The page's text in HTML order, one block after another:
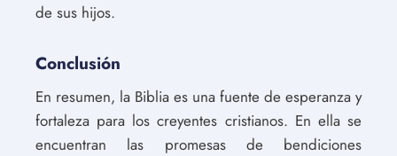
de sus hijos.
Conclusión
En resumen, la Biblia es una fuente de esperanza y
fortaleza para los creyentes cristianos. En ella se
encuentran las promesas de bendiciones